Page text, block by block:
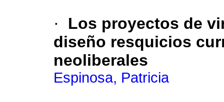
·
Los proyectos de
diseño resquicios
neoliberales
Espinosa, Patricia